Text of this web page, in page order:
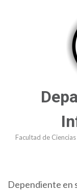
Facultad de
Dependiente en